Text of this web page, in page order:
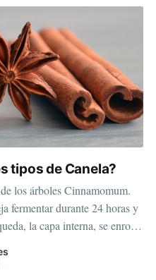
tipos de Canela?
los árboles Cinnamomum.
fermentar durante 24 horas y
la capa interna, se enrolla
secado (que puede ser al sol)